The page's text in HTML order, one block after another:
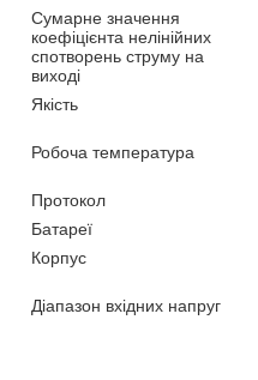
Сумарне значення
коефіцієнта нелінійних
спотворень струму на
виході
Якість
Робоча температура
Протокол
Батареї
Корпус
Діапазон вхідних напруг